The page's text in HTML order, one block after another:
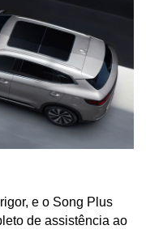
e o Song Plus
de assistência ao